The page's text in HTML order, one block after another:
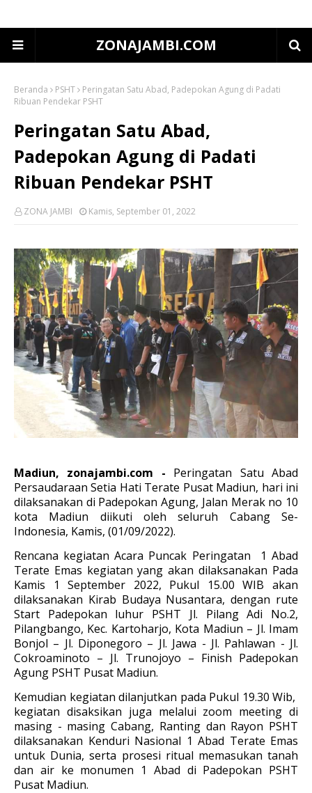
ZONAJAMBI.COM
Beranda PSHT
Peringatan Satu Abad, Padepokan Agung di Padati
Ribuan Pendekar PSHT
Peringatan Satu Abad,
Padepokan Agung di Padati
Ribuan Pendekar PSHT
ZONA JAMBI Kamis, September 01, 2022
Madiun, zonajambi.com - Peringatan Satu Abad
Persaudaraan Setia Hati Terate Pusat Madiun, hari ini
dilaksanakan di Padepokan Agung, Jalan Merak no 10
kota Madiun diikuti oleh seluruh Cabang Se-
Indonesia, Kamis, (01/09/2022).
Rencana kegiatan Acara Puncak Peringatan 1 Abad
Terate Emas kegiatan yang akan dilaksanakan Pada
Kamis 1 September 2022, Pukul 15.00 WIB akan
dilaksanakan Kirab Budaya Nusantara, dengan rute
Start Padepokan luhur PSHT Jl. Pilang Adi No.2,
Pilangbango, Kec. Kartoharjo, Kota Madiun – Jl. Imam
Bonjol – Jl. Diponegoro – Jl. Jawa - Jl. Pahlawan - Jl.
Cokroaminoto – Jl. Trunojoyo – Finish Padepokan
Agung PSHT Pusat Madiun.
Kemudian kegiatan dilanjutkan pada Pukul 19.30 Wib,
kegiatan disaksikan juga melalui zoom meeting di
masing - masing Cabang, Ranting dan Rayon PSHT
dilaksanakan Kenduri Nasional 1 Abad Terate Emas
untuk Dunia, serta prosesi ritual memasukan tanah
dan air ke monumen 1 Abad di Padepokan PSHT
Pusat Madiun.